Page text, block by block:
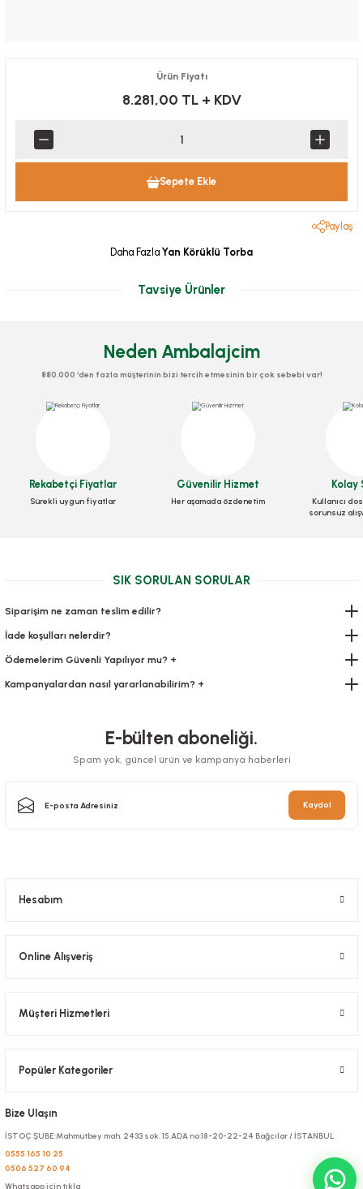
Ürün Fiyatı
8.281,00 TL + KDV
Sepete Ekle
Paylaş
Daha Fazla Yan Körüklü Torba
Tavsiye Ürünler
49,00 TL+ KDV + KDV Stok Kodu
Stok Kodu 0634.32
1.192,80 TL
Neden Ambalajcim
880.000 ‘den fazla müşterinin bizi tercih etmesinin bir çok sebebi var!
Rekabetçi Fiyatlar
Sürekli uygun fiyatlar
Güvenilir Hizmet
Her aşamada özdenetim
Kolay
Kullanıcı
sorunsuz
SIK SORULAN SORULAR
Siparişim ne zaman teslim edilir?
İade koşulları nelerdir?
Ödemelerim Güvenli Yapılıyor mu? +
Kampanyalardan nasıl yararlanabilirim? +
E-bülten aboneliği.
Spam yok, güncel ürün ve kampanya haberleri
Kaydol
Hesabım
Online Alışveriş
Müşteri Hizmetleri
Popüler Kategoriler
Bize Ulaşın
İSTOÇ ŞUBE:Mahmutbey mah. 2433 sok. 15.ADA no:18-20-22-24 Bağcılar / İSTANBUL
0555 165 10 25
0506 527 60 94
Whatsapp için tıkla